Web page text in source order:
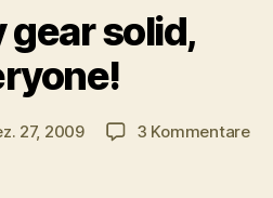
gear solid,
27, 2009 3 Kommentarezu